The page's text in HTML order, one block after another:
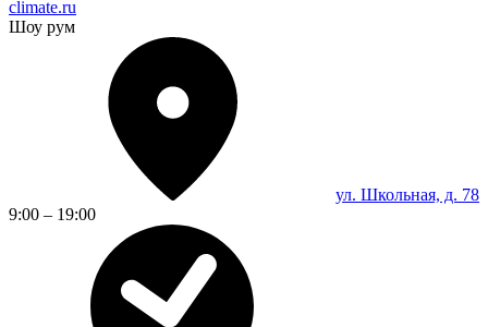
climate.ru
Шоу рум
ул. Школьная, д. 78
9:00 – 19:00